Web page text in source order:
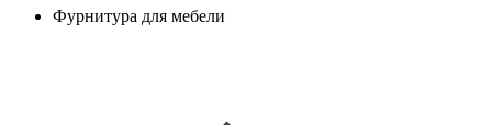
Фурнитура для мебели